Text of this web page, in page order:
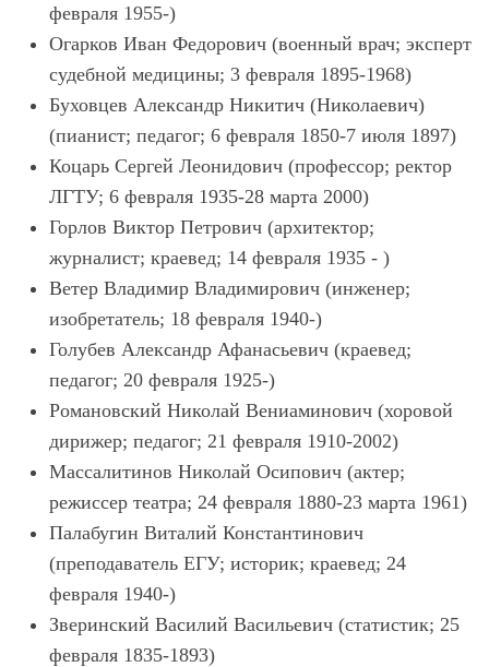
февраля 1955-)
Огарков Иван Федорович (военный врач; эксперт
судебной медицины; 3 февраля 1895-1968)
Буховцев Александр Никитич (Николаевич)
(пианист; педагог; 6 февраля 1850-7 июля 1897)
Коцарь Сергей Леонидович (профессор; ректор
ЛГТУ; 6 февраля 1935-28 марта 2000)
Горлов Виктор Петрович (архитектор;
журналист; краевед; 14 февраля 1935 - )
Ветер Владимир Владимирович (инженер;
изобретатель; 18 февраля 1940-)
Голубев Александр Афанасьевич (краевед;
педагог; 20 февраля 1925-)
Романовский Николай Вениаминович (хоровой
дирижер; педагог; 21 февраля 1910-2002)
Массалитинов Николай Осипович (актер;
режиссер театра; 24 февраля 1880-23 марта 1961)
Палабугин Виталий Константинович
(преподаватель ЕГУ; историк; краевед; 24
февраля 1940-)
Зверинский Василий Васильевич (статистик; 25
февраля 1835-1893)